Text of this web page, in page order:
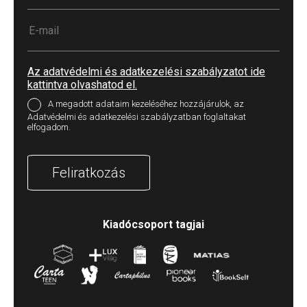
Az adatvédelmi és adatkezelési szabályzatot ide
kattintva olvashatod el.
A megadott adataim kezeléséhez hozzájárulok, az
Adatvédelmi és adatkezelési szabályzatban foglaltakat
elfogadom.
Feliratkozás
Kiadócsoport tagjai